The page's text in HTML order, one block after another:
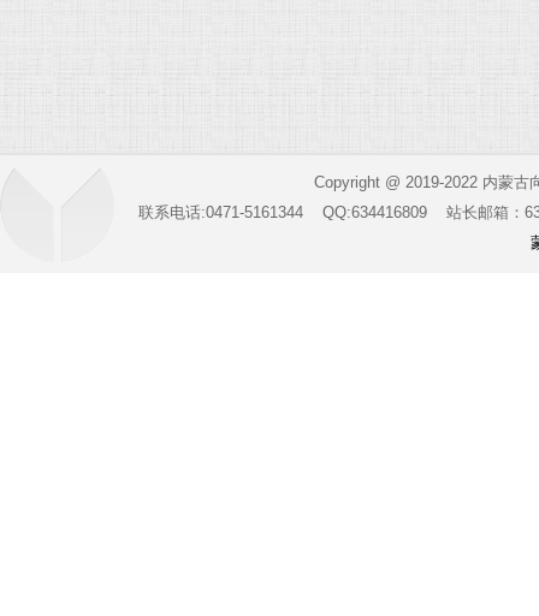
Copyright @ 2019-2022 内蒙
联系电话:0471-5161344 QQ:634416809 站长邮箱：